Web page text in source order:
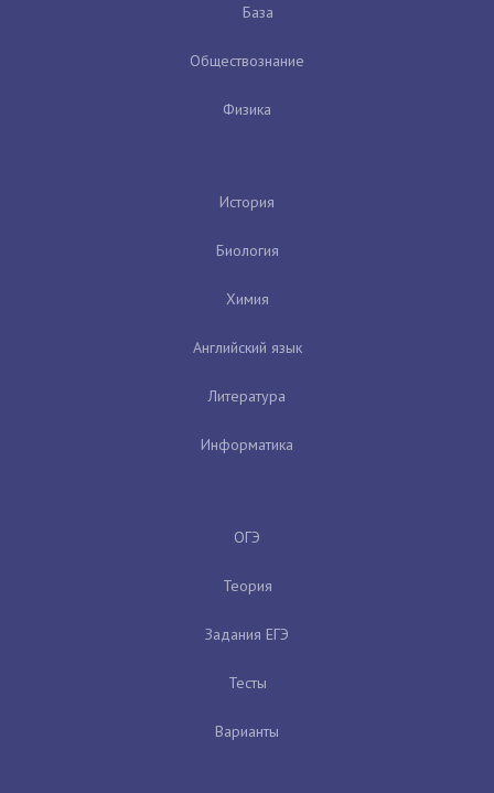
База
Обществознание
Физика
История
Биология
Химия
Английский язык
Литература
Информатика
ОГЭ
Теория
Задания ЕГЭ
Тесты
Варианты